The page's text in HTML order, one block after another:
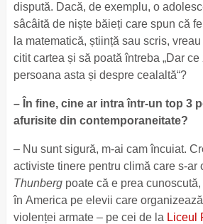
dispută. Dacă, de exemplu, o
sâcâită de niște băieți care spun că
la matematică, știință sau scris,
citit cartea și să poată întreba „Dar
persoana asta și despre cealaltă“?
– În fine, cine ar intra într-un top 3
afurisite din contemporaneitate?
– Nu sunt sigură, m-ai cam încuiat.
activiste tinere pentru climă care s-ar
Thunbergpoate că e prea
în America pe elevii care
violenței armate – pe cei de la Liceul